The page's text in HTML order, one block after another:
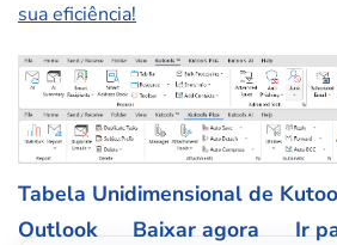
sua eficiência!
Tabela Unidimensional de
Outlook
Baixar agora
Ir